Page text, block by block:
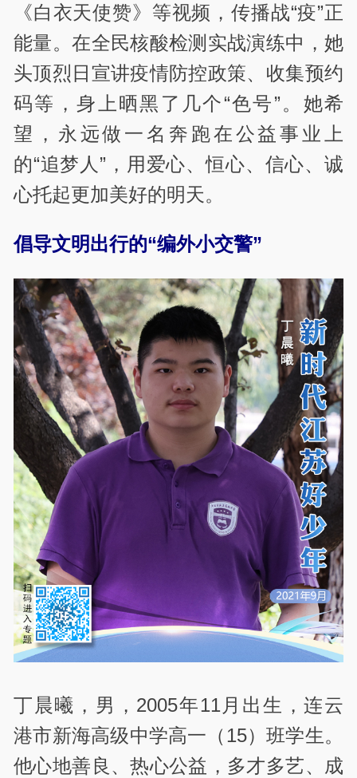
《白衣天使赞》等视频，传播战“疫”正
能量。在全民核酸检测实战演练中，她
头顶烈日宣讲疫情防控政策、收集预约
码等，身上晒黑了几个“色号”。她希
望，永远做一名奔跑在公益事业上
的“追梦人”，用爱心、恒心、信心、诚
心托起更加美好的明天。
倡导文明出行的“编外小交警”
丁晨曦，男，2005年11月出生，连云
港市新海高级中学高一（15）班学生。
他心地善良、热心公益，多才多艺、成